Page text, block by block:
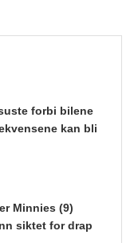
forbi bilene
kan bli
Minnies (9)
siktet for drap